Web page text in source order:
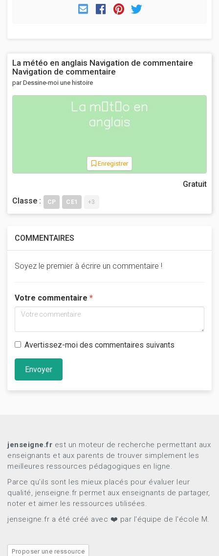
EmailFacebook
Pinterest
La météo en anglais Navigation de commentaire
Navigation de commentaire
par Dessine-moi une histoire
Enregistrer
Gratuit
Classe :
CP CE1 +3
COMMENTAIRES
Soyez le premier à écrire un commentaire !
Votre commentaire
Avertissez-moi des commentaires suivants
Envoyer
jenseigne.fr est un moteur de recherche permettant aux
enseignants et aux parents de trouver simplement les
meilleures ressources pédagogiques en ligne.
Parce qu’ils sont les mieux placés pour évaluer leur
qualité, jenseigne.fr permet aux enseignants de partager,
noter et aimer les ressources utilisées.
jenseigne.fr a été créé avec ❤️ par l'équipe de l'école M.
Proposer une ressource